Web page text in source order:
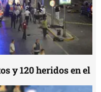
y 120 heridos en el